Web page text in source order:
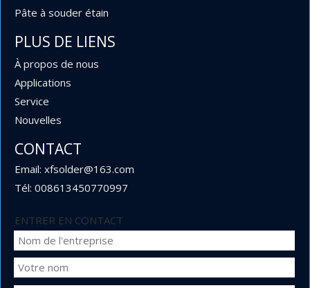
Pâte à souder étain
PLUS DE LIENS
À propos de nous
Applications
Service
Nouvelles
CONTACT
Email: xfsolder@163.com
Tél: 008613450770997
ENTRER EN CONTACT